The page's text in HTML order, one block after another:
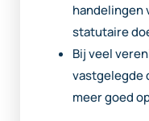
handelingen
statutaire
Bij veel
vastgelegde
meer goed